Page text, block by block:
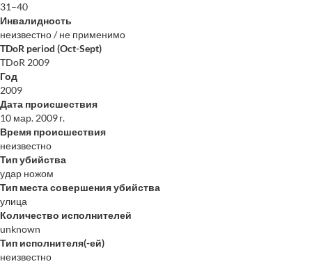
31–40
Инвалидность
неизвестно / не применимо
TDoR period (Oct-Sept)
TDoR 2009
Год
2009
Дата происшествия
10 мар. 2009 г.
Время происшествия
неизвестно
Тип убийства
удар ножом
Тип места совершения убийства
улица
Количество исполнителей
unknown
Тип исполнителя(-ей)
неизвестно